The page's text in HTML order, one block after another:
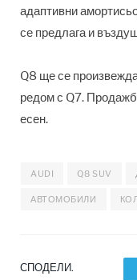
адаптивни
се предлага и
Q8 ще се
редом с Q7.
есен.
AUDI Q8 SUV
АВТОМОБИЛИ
СПОДЕЛИ.